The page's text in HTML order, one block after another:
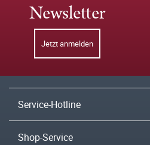
Newsletter
Jetzt anmelden
Service-Hotline
Shop-Service